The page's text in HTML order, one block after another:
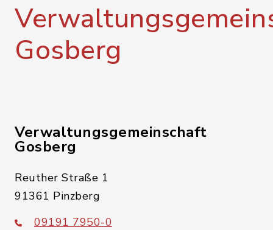
Gosberg
Verwaltungsgemeinschaft
Gosberg
Reuther Straße 1
91361 Pinzberg
09191 7950-0